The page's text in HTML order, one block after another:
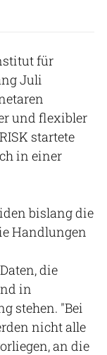
für
Juli
und flexibler
startete
in einer
bislang die
Handlungen
die
in
stehen. "Bei
nicht alle
an die